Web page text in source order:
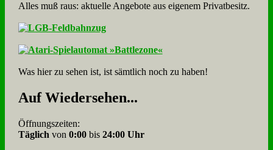
Alles muß raus: aktuelle An­ge­bo­te aus eigenem Privatbesitz.
Was hier zu sehen ist, ist sämt­lich noch zu haben!
Auf Wie­der­se­hen...
Öffnungszeiten:
Täglich von 0:00bis 24:00 Uhr